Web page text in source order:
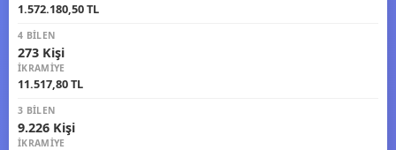
1.572.180,50 TL
4 BILEN
273 Kişi
İKRAMIYE
11.517,80 TL
3 BILEN
9.226 Kişi
İKRAMIYE